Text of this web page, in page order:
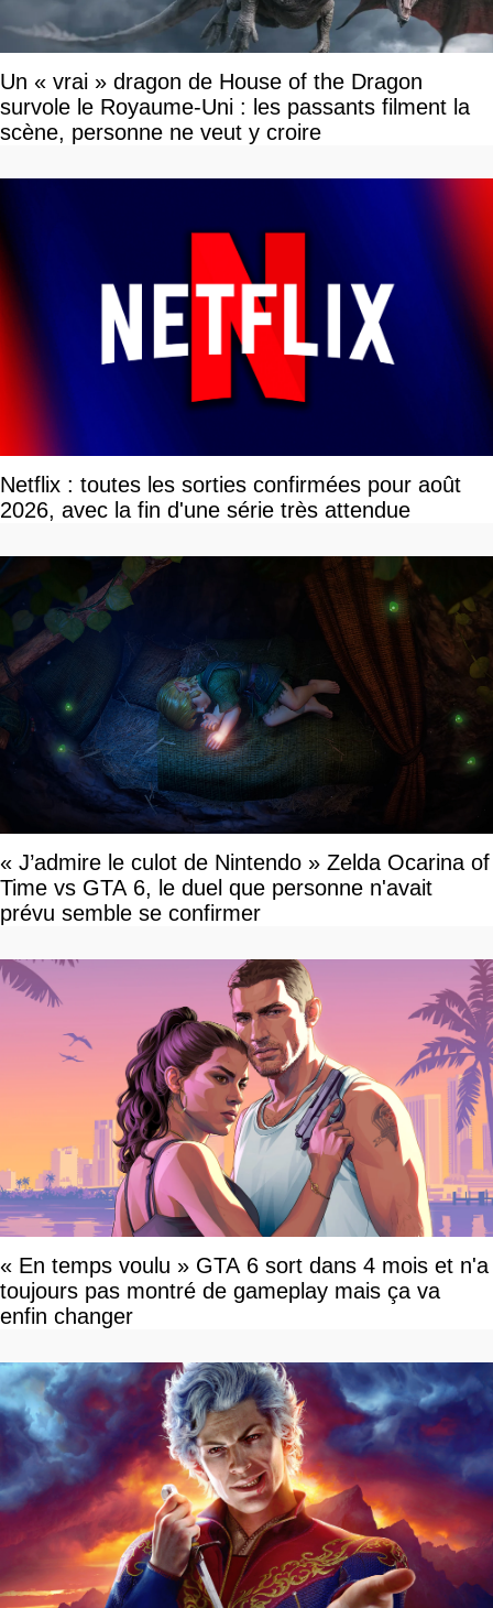
Un « vrai » dragon de House of the Dragon
survole le Royaume-Uni : les passants filment la
scène, personne ne veut y croire
Netflix : toutes les sorties confirmées pour août
2026, avec la fin d'une série très attendue
« J’admire le culot de Nintendo » Zelda Ocarina of
Time vs GTA 6, le duel que personne n'avait
prévu semble se confirmer
« En temps voulu » GTA 6 sort dans 4 mois et n'a
toujours pas montré de gameplay mais ça va
enfin changer